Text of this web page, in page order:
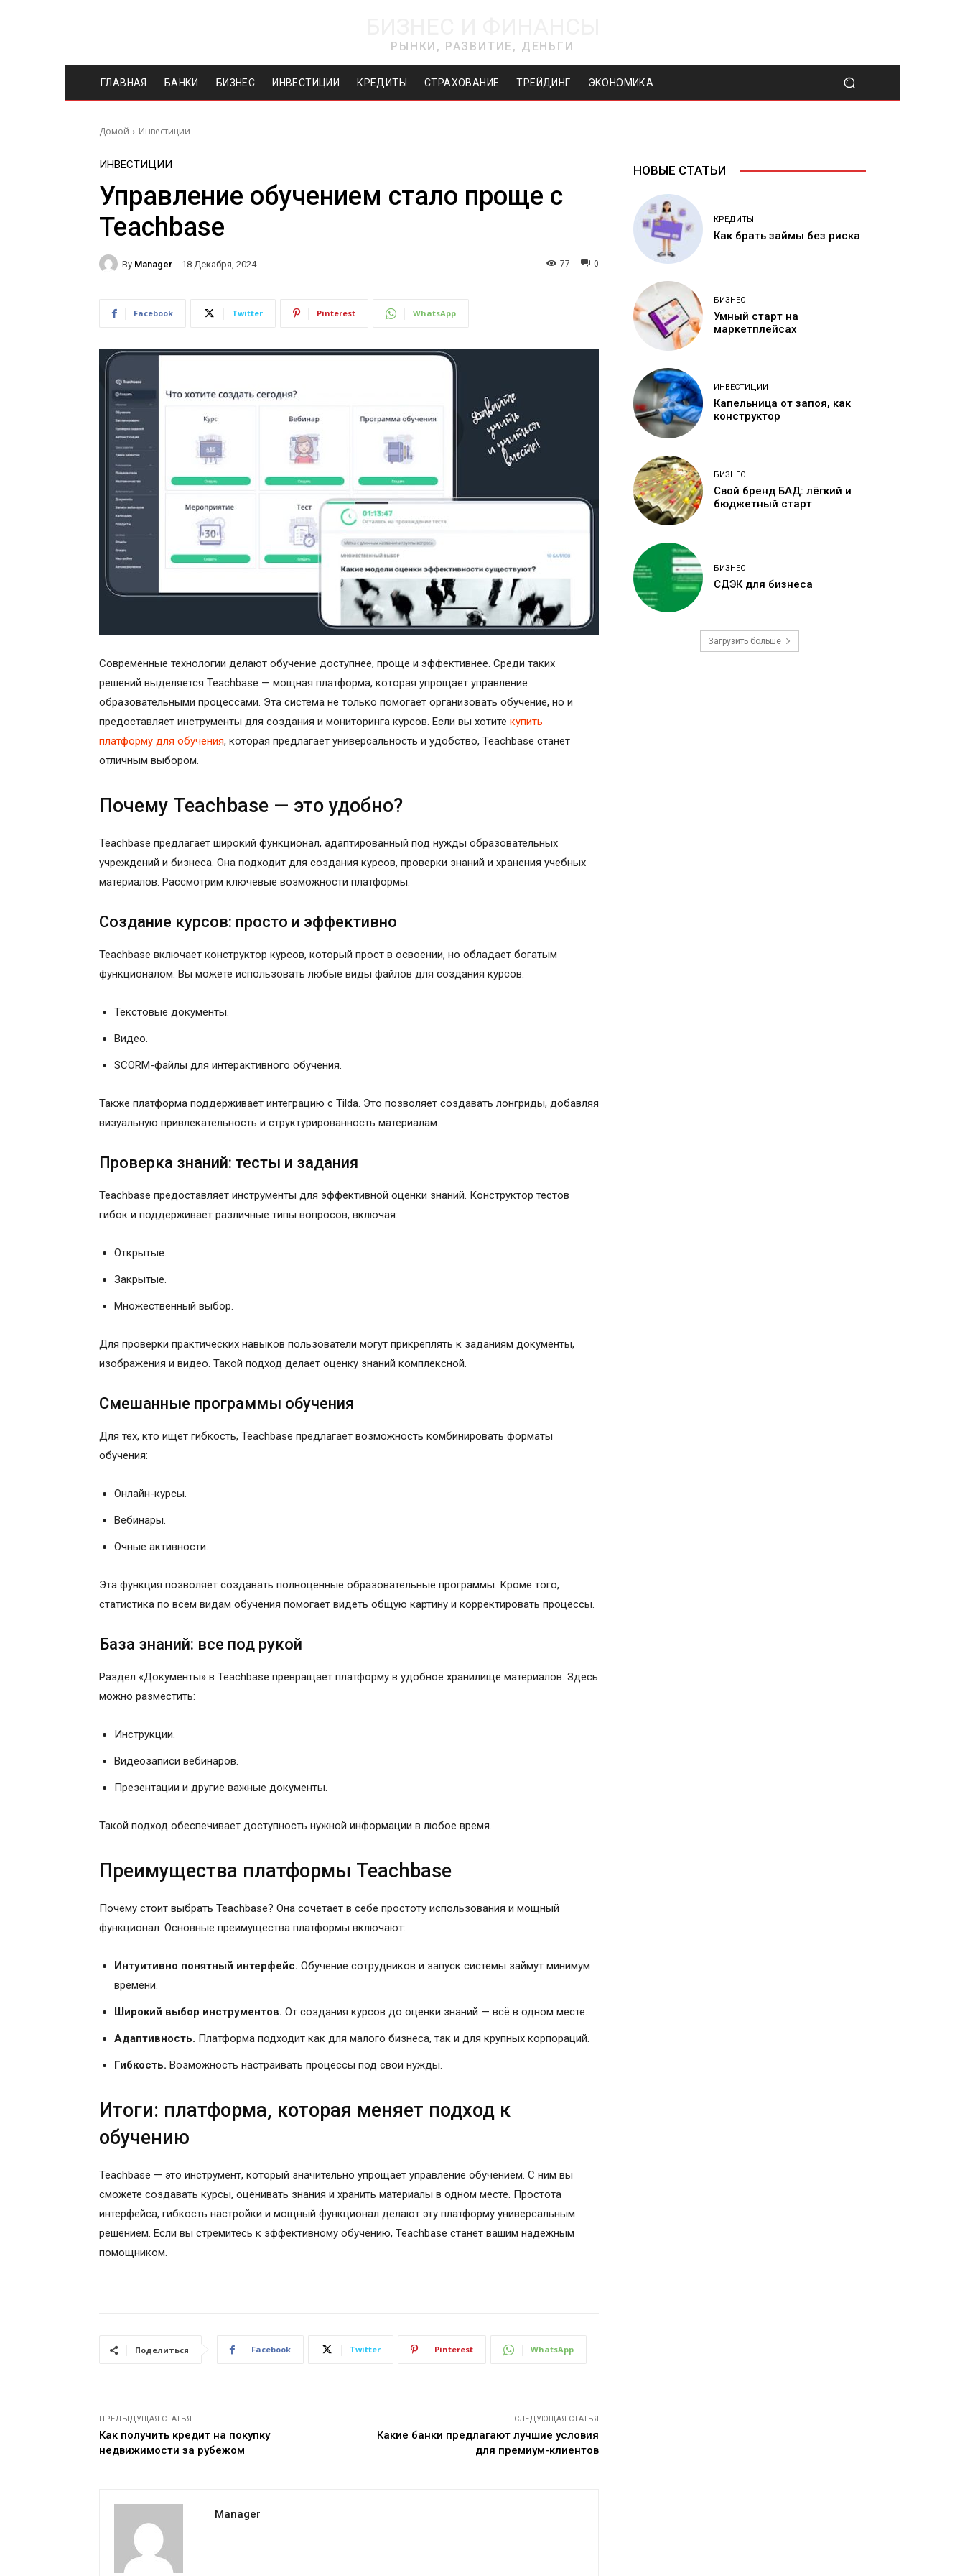
РЫНКИ, РАЗВИТИЕ, ДЕНЬГИ
ГЛАВНАЯ БАНКИ БИЗНЕС ИНВЕСТИЦИИ КРЕДИТЫ СТРАХОВАНИЕ ТРЕЙДИНГ ЭКОНОМИКА
Домой Инвестиции
ИНВЕСТИЦИИ
Управление обучением стало проще с
Teachbase
By Manager 18 Декабря, 2024 0
77
Facebook Twitter Pinterest WhatsApp
Современные технологии делают обучение доступнее, проще и эффективнее. Среди таких
решений выделяется Teachbase — мощная платформа, которая упрощает управление
образовательными процессами. Эта система не только помогает организовать обучение, но и
предоставляет инструменты для создания и мониторинга курсов. Если вы хотите купить
платформу для обучения, которая предлагает универсальность и удобство, Teachbase станет
отличным выбором.
Почему Teachbase — это удобно?
Teachbase предлагает широкий функционал, адаптированный под нужды образовательных
учреждений и бизнеса. Она подходит для создания курсов, проверки знаний и хранения учебных
материалов. Рассмотрим ключевые возможности платформы.
Создание курсов: просто и эффективно
Teachbase включает конструктор курсов, который прост в освоении, но обладает богатым
функционалом. Вы можете использовать любые виды файлов для создания курсов:
Текстовые документы.
Видео.
SCORM-файлы для интерактивного обучения.
Также платформа поддерживает интеграцию с Tilda. Это позволяет создавать лонгриды, добавляя
визуальную привлекательность и структурированность материалам.
Проверка знаний: тесты и задания
Teachbase предоставляет инструменты для эффективной оценки знаний. Конструктор тестов
гибок и поддерживает различные типы вопросов, включая:
Открытые.
Закрытые.
Множественный выбор.
Для проверки практических навыков пользователи могут прикреплять к заданиям документы,
изображения и видео. Такой подход делает оценку знаний комплексной.
Смешанные программы обучения
Для тех, кто ищет гибкость, Teachbase предлагает возможность комбинировать форматы
обучения:
Онлайн-курсы.
Вебинары.
Очные активности.
Эта функция позволяет создавать полноценные образовательные программы. Кроме того,
статистика по всем видам обучения помогает видеть общую картину и корректировать процессы.
База знаний: все под рукой
Раздел «Документы» в Teachbase превращает платформу в удобное хранилище материалов. Здесь
можно разместить:
Инструкции.
Видеозаписи вебинаров.
Презентации и другие важные документы.
Такой подход обеспечивает доступность нужной информации в любое время.
Преимущества платформы Teachbase
Почему стоит выбрать Teachbase? Она сочетает в себе простоту использования и мощный
функционал. Основные преимущества платформы включают:
Интуитивно понятный интерфейс. Обучение сотрудников и запуск системы займут минимум
времени.
Широкий выбор инструментов. От создания курсов до оценки знаний — всё в одном месте.
Адаптивность. Платформа подходит как для малого бизнеса, так и для крупных корпораций.
Гибкость. Возможность настраивать процессы под свои нужды.
Итоги: платформа, которая меняет подход к
обучению
Teachbase — это инструмент, который значительно упрощает управление обучением. С ним вы
сможете создавать курсы, оценивать знания и хранить материалы в одном месте. Простота
интерфейса, гибкость настройки и мощный функционал делают эту платформу универсальным
решением. Если вы стремитесь к эффективному обучению, Teachbase станет вашим надежным
помощником.
Поделиться Facebook Twitter Pinterest WhatsApp
ПРЕДЫДУЩАЯ СТАТЬЯ
Как получить кредит на покупку
недвижимости за рубежом
СЛЕДУЮЩАЯ СТАТЬЯ
Какие банки предлагают лучшие условия
для премиум-клиентов
Manager
НОВЫЕ СТАТЬИ
КРЕДИТЫ
Как брать займы без риска
БИЗНЕС
Умный старт на
маркетплейсах
ИНВЕСТИЦИИ
Капельница от запоя, как
конструктор
БИЗНЕС
Свой бренд БАД: лёгкий и
бюджетный старт
БИЗНЕС
СДЭК для бизнеса
Загрузить больше